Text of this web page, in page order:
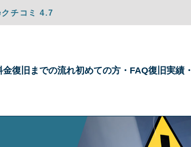
チコミ 4.7
金復旧までの流れ初めての方・ FAQ復旧実績・